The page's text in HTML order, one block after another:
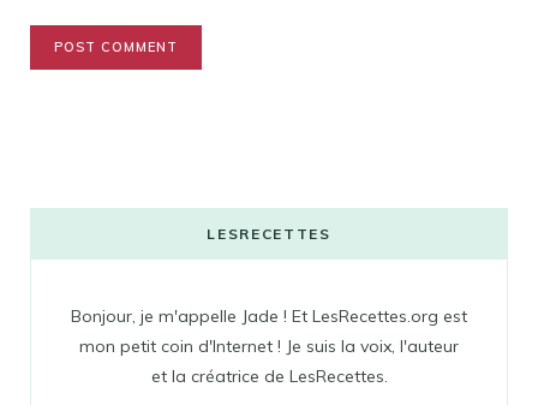
LESRECETTES
Bonjour, je m'appelle Jade ! Et LesRecettes.org est
mon petit coin d'Internet ! Je suis la voix, l'auteur
et la créatrice de LesRecettes.